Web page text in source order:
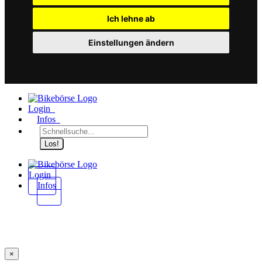
Ich lehne ab
Einstellungen ändern
Login
Infos
Los!
Login
Infos
×